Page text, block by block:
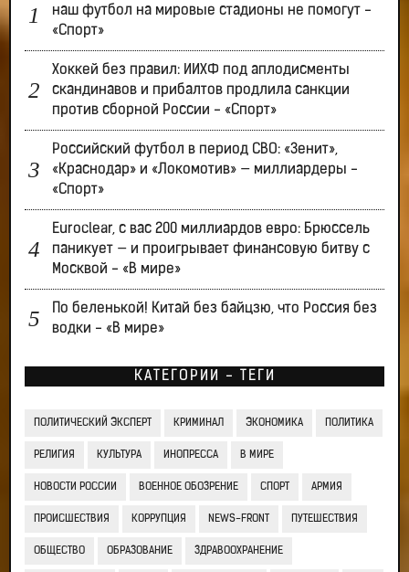
наш футбол на мировые стадионы не помогут -
«Спорт»
Хоккей без правил: ИИХФ под аплодисменты
скандинавов и прибалтов продлила санкции
против сборной России - «Спорт»
Российский футбол в период СВО: «Зенит»,
«Краснодар» и «Локомотив» — миллиардеры -
«Спорт»
Euroclear, с вас 200 миллиардов евро: Брюссель
паникует — и проигрывает финансовую битву с
Москвой - «В мире»
По беленькой! Китай без байцзю, что Россия без
водки - «В мире»
КАТЕГОРИИ - ТЕГИ
ПОЛИТИЧЕСКИЙ ЭКСПЕРТ КРИМИНАЛ ЭКОНОМИКА ПОЛИТИКА
РЕЛИГИЯ КУЛЬТУРА ИНОПРЕССА В МИРЕ
НОВОСТИ РОССИИ ВОЕННОЕ ОБОЗРЕНИЕ СПОРТ АРМИЯ
ПРОИСШЕСТВИЯ КОРРУПЦИЯ NEWS-FRONT ПУТЕШЕСТВИЯ
ОБЩЕСТВО ОБРАЗОВАНИЕ ЗДРАВООХРАНЕНИЕ